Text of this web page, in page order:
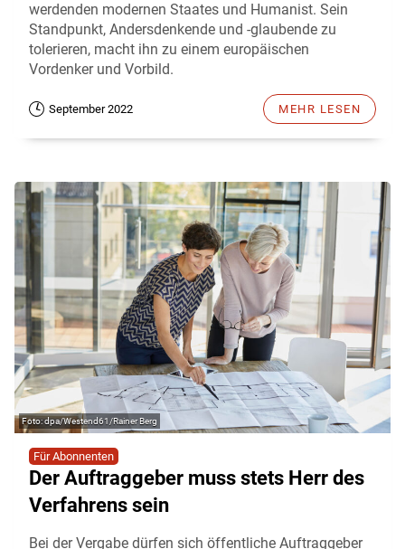
werdenden modernen Staates und Humanist. Sein
Standpunkt, Andersdenkende und -glaubende zu
tolerieren, macht ihn zu einem europäischen
Vordenker und Vorbild.
September 2022 MEHR LESEN
dpa/Westend61/Rainer Berg
Für Abonnenten
Der Auftraggeber muss stets Herr des
Verfahrens sein
Bei der Vergabe dürfen sich öffentliche Auftraggeber